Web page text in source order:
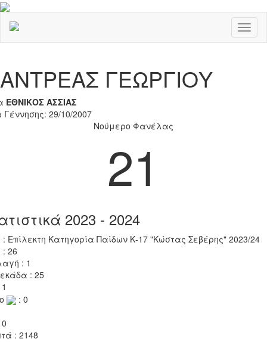
ΑΝΤΡΕΑΣ ΓΕΩΡΓΙΟΥ
ΕΘΝΙΚΟΣ ΑΣΣΙΑΣ
Γέννησης: 29/10/2007
Νούμερο Φανέλας
21
2023 - 2024
: Επίλεκτη Κατηγορία Παίδων Κ-17 "Κώστας Σεβέρης" 2023/24
26
: 1
: 25
: 0
: 2148